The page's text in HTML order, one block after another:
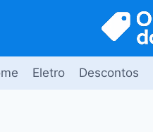
Eletro Descontos